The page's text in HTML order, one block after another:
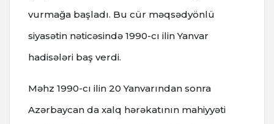
vurmağa başladı. Bu cür məqsədyönlü
siyasətin nəticəsində 1990-cı ilin Yanvar
hadisələri baş verdi.
Məhz 1990-cı ilin 20 Yanvarından sonra
Azərbaycan da xalq hərəkatının mahiyyəti